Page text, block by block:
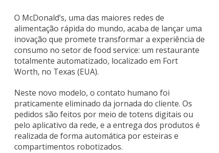
O McDonald’s, uma das maiores redes de
alimentação rápida do mundo, acaba de lançar uma
inovação que promete transformar a experiência de
consumo no setor de food service: um restaurante
totalmente automatizado, localizado em Fort
Worth, no Texas (EUA).
Neste novo modelo, o contato humano foi
praticamente eliminado da jornada do cliente. Os
pedidos são feitos por meio de totens digitais ou
pelo aplicativo da rede, e a entrega dos produtos é
realizada de forma automática por esteiras e
compartimentos robotizados.